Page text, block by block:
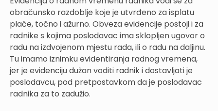
obračunsko razdoblje koje je utvrđeno za isplatu
plaće, točno i ažurno. Obveza evidencije postoji i za
radnike s kojima poslodavac ima sklopljen ugovor o
radu na izdvojenom mjestu rada, ili o radu na daljinu.
Tu imamo iznimku evidentiranja radnog vremena,
jer je evidenciju dužan voditi radnik i dostavljati je
poslodavcu, pod pretpostavkom da je poslodavac
radnika za to zadužio.